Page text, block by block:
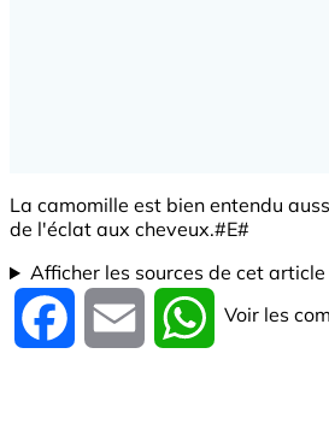
La camomille est bien entendu
de l'éclat aux cheveux.#E#
Afficher les sources de cet article
Facebook Email WhatsApp
Voir les